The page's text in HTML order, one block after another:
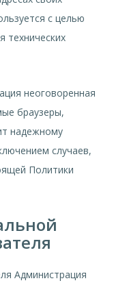
с целью
технических
неоговоренная
браузеры,
надежному
случаев,
Политики
Администрация